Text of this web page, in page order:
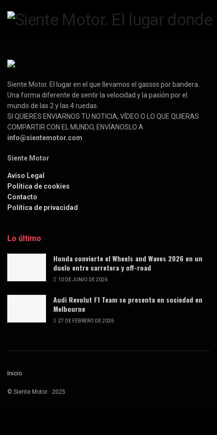
Siente Motor. El lugar en el que llevamos el gassss por bandera.
Una forma diferente de sentir la velocidad y la pasión por el
mundo de las 2 y las 4 ruedas.
SI QUIERES ENVIARNOS TU NOTICIA, VÍDEO O LO QUE QUIERAS
COMPARTIR CON EL MUNDO, ENVÍANOSLO A
info@sientemotor.com
Siente Motor
Aviso Legal
Política de cookies
Contacto
Política de privacidad
Lo último
Honda convierte el Wheels and Waves 2026 en un
duelo entre carretera y off-road
10 DE JUNIO DE 2026
Audi Revolut F1 Team se presenta en sociedad en
Melbourne
27 DE FEBRERO DE 2026
Inicio
© Siente Motor · 2025